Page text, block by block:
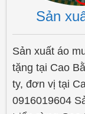
Sản
Sản xuất áo
tặng tại Cao
ty, đơn vị tại
0916019604